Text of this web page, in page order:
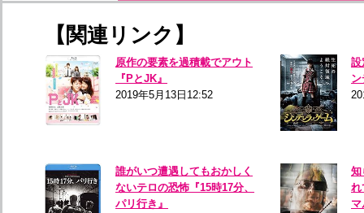
【関連リンク】
原作の要素を過積載でアウト
『PとJK』
2019年5月13日12:52
設
誰がいつ遭遇してもおかしく
ないテロの恐怖『15時17分、
パリ行き』
知
れ